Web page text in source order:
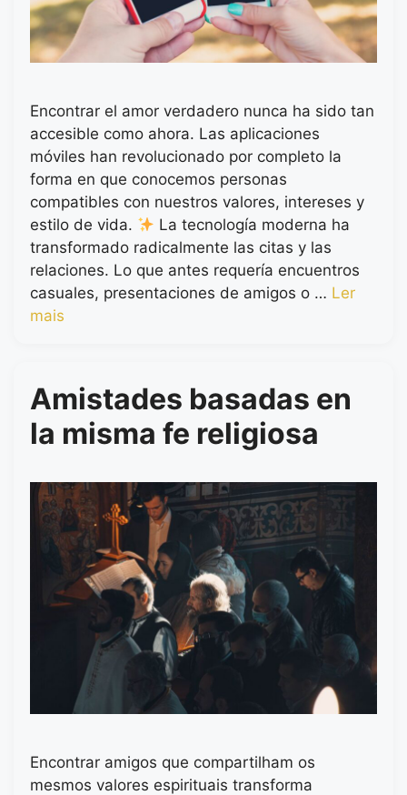
Encontrar el amor verdadero nunca ha sido tan
accesible como ahora. Las aplicaciones
móviles han revolucionado por completo la
forma en que conocemos personas
compatibles con nuestros valores, intereses y
estilo de vida.
La tecnología moderna ha
transformado radicalmente las citas y las
relaciones. Lo que antes requería encuentros
casuales, presentaciones de amigos o … Ler
mais
Amistades basadas en
la misma fe religiosa
Encontrar amigos que compartilham os
mesmos valores espirituais transforma